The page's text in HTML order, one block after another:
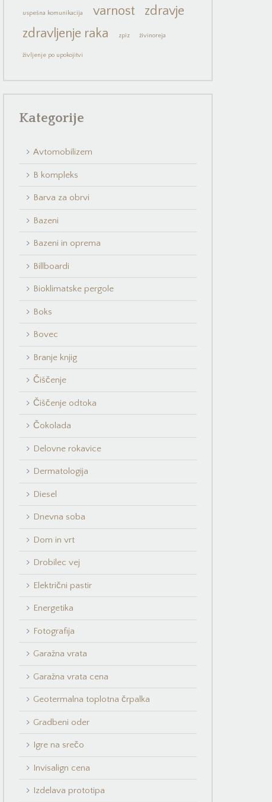
uspešna komunikacija varnost
zdravje
zdravljenje raka
zpiz živinoreja
življenje po upokojitvi
Kategorije
Avtomobilizem
B kompleks
Barva za obrvi
Bazeni
Bazeni in oprema
Billboardi
Bioklimatske pergole
Boks
Bovec
Branje knjig
Čiščenje
Čiščenje odtoka
Čokolada
Delovne rokavice
Dermatologija
Diesel
Dnevna soba
Dom in vrt
Drobilec vej
Električni pastir
Energetika
Fotografija
Garažna vrata
Garažna vrata cena
Geotermalna toplotna črpalka
Gradbeni oder
Igre na srečo
Invisalign cena
Izdelava prototipa